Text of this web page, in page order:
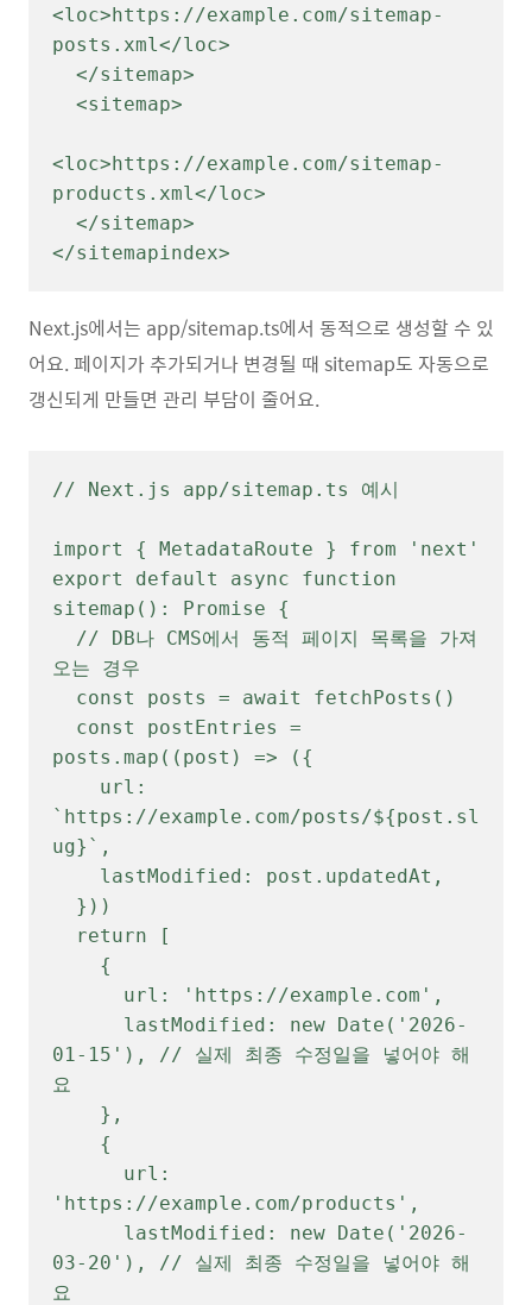
<loc>https://example.com/sitemap-
posts.xml</loc>
<loc>https://example.com/sitemap-
products.xml</loc>
</sitemapindex>
Next.js에서는 app/sitemap.ts에서 동적으로 생성할 수 있
어요. 페이지가 추가되거나 변경될 때 sitemap도 자동으로
갱신되게 만들면 관리 부담이 줄어요.
// Next.js app/sitemap.ts 예시
import { MetadataRoute } from 'next'
export default async function
sitemap(): Promise {
오는 경우
posts.map((post) => ({
`https://example.com/posts/${post.sl
ug}`,
01-15'), // 실제 최종 수정일을 넣어야 해
요
'https://example.com/products',
03-20'), // 실제 최종 수정일을 넣어야 해
요